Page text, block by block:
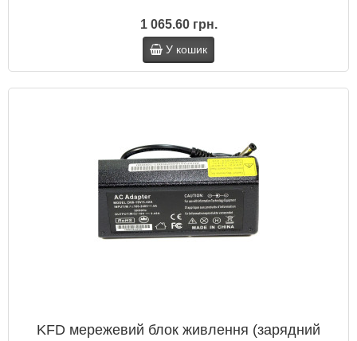
1 065.60 грн.
У кошик
KFD мережевий блок живлення (зарядний